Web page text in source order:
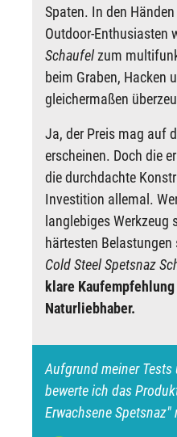
Spaten. In den
Outdoor-Enthusiasten
Schaufelzum
beim Graben, Hacken
gleichermaßen
Ja, der Preis mag auf
erscheinen. Doch die
die durchdachte
Investition allemal.
langlebiges Werkzeug
härtesten
Cold Steel Spetsnaz
klare
Naturliebhaber.
Aufgrund meiner Tests
bewerte ich das
Erwachsene